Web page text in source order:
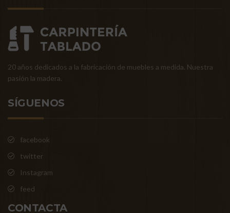
20 años dedicados a la fabricación de muebles a medida. Nuestra
pasión la madera.
SÍGUENOS
facebook
twitter
Instagram
feed
CONTACTA